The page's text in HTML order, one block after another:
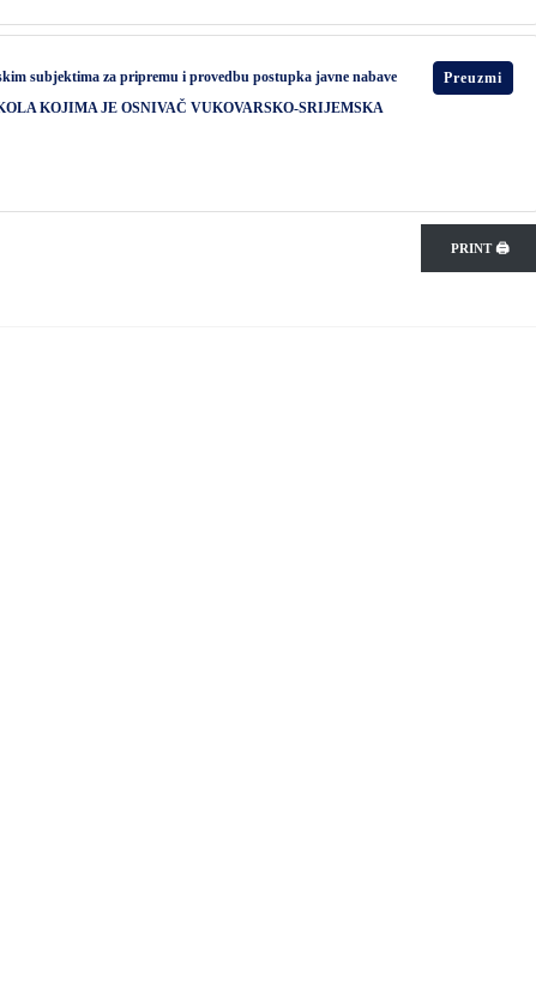
subjektima za pripremu i provedbu postupka javne nabave
KOJIMA JE OSNIVAČ VUKOVARSKO-SRIJEMSKA
Preuzmi
PRINT 🖨